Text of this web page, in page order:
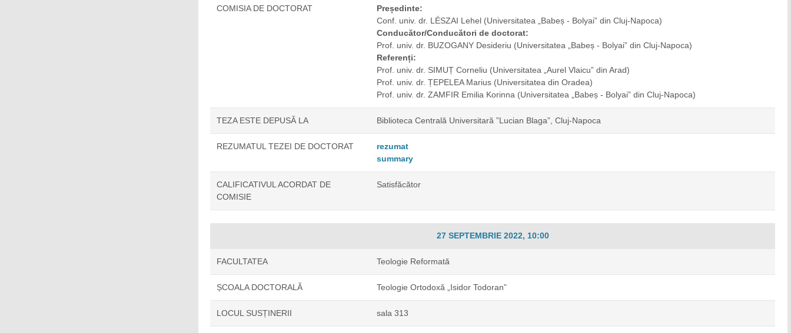
COMISIA DE DOCTORAT
Președinte:
Conf. univ. dr. LÉSZAI Lehel (Universitatea „Babeș - Bolyai” din Cluj-Napoca)
Conducător/Conducători de doctorat:
Prof. univ. dr. BUZOGANY Desideriu (Universitatea „Babeș - Bolyai” din Cluj-Napoca)
Referenți:
Prof. univ. dr. SIMUȚ Corneliu (Universitatea „Aurel Vlaicu” din Arad)
Prof. univ. dr. ȚEPELEA Marius (Universitatea din Oradea)
Prof. univ. dr. ZAMFIR Emilia Korinna (Universitatea „Babeș - Bolyai” din Cluj-Napoca)
TEZA ESTE DEPUSĂ LA Biblioteca Centrală Universitară ”Lucian Blaga”, Cluj-Napoca
REZUMATUL TEZEI DE DOCTORAT
rezumat
summary
CALIFICATIVUL ACORDAT DE
COMISIE
Satisfăcător
27 SEPTEMBRIE 2022, 10:00
FACULTATEA Teologie Reformată
ȘCOALA DOCTORALĂ Teologie Ortodoxă „Isidor Todoran”
LOCUL SUSȚINERII sala 313